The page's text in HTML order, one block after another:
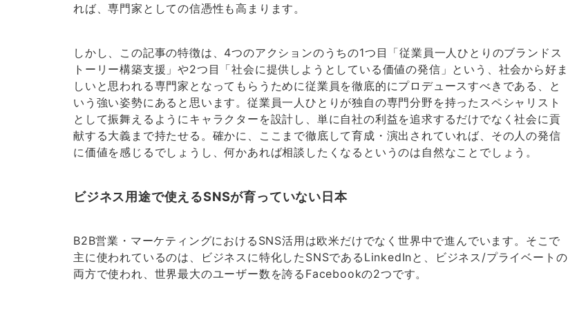
れば、専門家としての信憑性も高まります。
しかし、この記事の特徴は、4つのアクションのうちの1つ目「従業員一人ひとりのブランドス
トーリー構築支援」や2つ目「社会に提供しようとしている価値の発信」という、社会から好ま
しいと思われる専門家となってもらうために従業員を徹底的にプロデュースすべきである、と
いう強い姿勢にあると思います。従業員一人ひとりが独自の専門分野を持ったスペシャリスト
として振舞えるようにキャラクターを設計し、単に自社の利益を追求するだけでなく社会に貢
献する大義まで持たせる。確かに、ここまで徹底して育成・演出されていれば、その人の発信
に価値を感じるでしょうし、何かあれば相談したくなるというのは自然なことでしょう。
ビジネス用途で使えるSNSが育っていない日本
B2B営業・マーケティングにおけるSNS活用は欧米だけでなく世界中で進んでいます。そこで
主に使われているのは、ビジネスに特化したSNSであるLinkedInと、ビジネス/プライベートの
両方で使われ、世界最大のユーザー数を誇るFacebookの2つです。